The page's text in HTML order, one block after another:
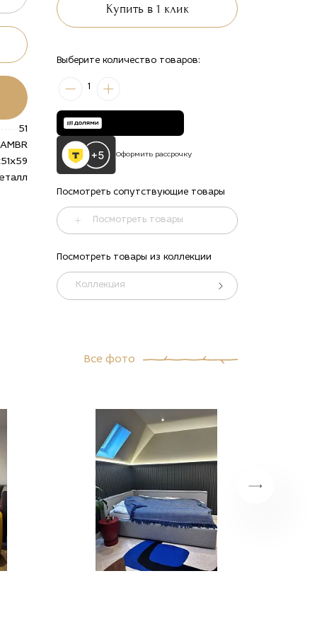
51
Купить в 1 клик
Выберите количество товаров:
1
Оформить рассрочку
Посмотреть сопутствующие товары
Посмотреть товары
Посмотреть товары из коллекции
Коллекция
Все фото